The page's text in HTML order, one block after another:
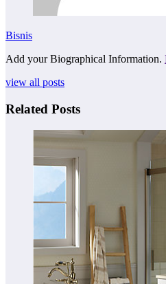
Bisnis
Add your Biographical Information.
view all posts
Related Posts